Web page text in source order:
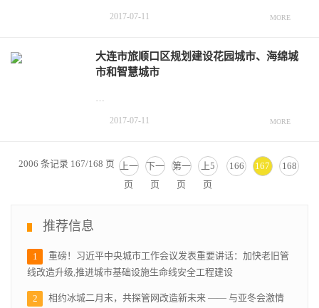
MORE
2017-07-11
大连市旅顺口区规划建设花园城市、海绵城
市和智慧城市
…
MORE
2017-07-11
2006 条记录 167/168 页 上一
页
下一
页
第一
页
上5
页
166 167 168
推荐信息
1
重磅！习近平中央城市工作会议发表重要讲话：加快老旧管
线改造升级,推进城市基础设施生命线安全工程建设
2
相约冰城二月末，共探管网改造新未来 —— 与亚冬会激情